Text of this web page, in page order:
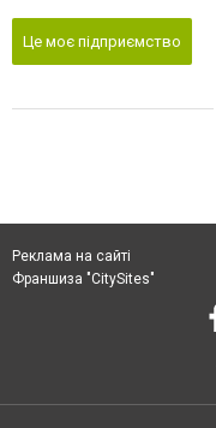
Це моє підприємство
Реклама на сайті
Франшиза "CitySites"